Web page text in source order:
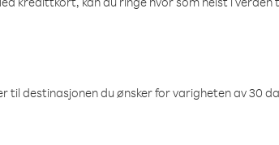
destinasjonen du ønsker for varigheten av 30